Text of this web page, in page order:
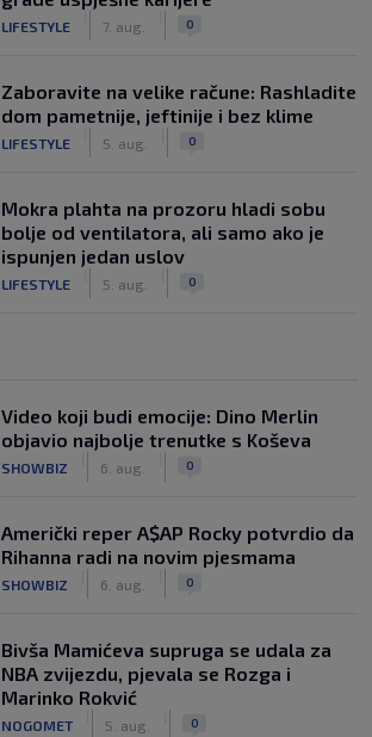
LIFESTYLE 7. aug. 0
Zaboravite na velike račune: Rashladite
dom pametnije, jeftinije i bez klime
LIFESTYLE 5. aug. 0
Mokra plahta na prozoru hladi sobu
bolje od ventilatora, ali samo ako je
ispunjen jedan uslov
LIFESTYLE 5. aug. 0
Video koji budi emocije: Dino Merlin
objavio najbolje trenutke s Koševa
SHOWBIZ 6. aug. 0
Američki reper A$AP Rocky potvrdio da
Rihanna radi na novim pjesmama
SHOWBIZ 6. aug. 0
Bivša Mamićeva supruga se udala za
NBA zvijezdu, pjevala se Rozga i
Marinko Rokvić
NOGOMET 5. aug. 0